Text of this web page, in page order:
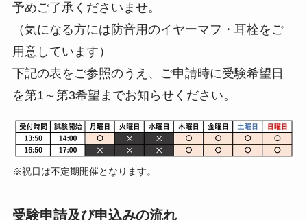
予めご了承くださいませ。
（気になる方には防音用のイヤーマフ・耳栓をご
用意しています）
下記の表をご参照のうえ、ご申請時に受験希望日
を第1～第3希望までお知らせください。
※祝日は不定期開催となります。
受験申請及び申込みの流れ